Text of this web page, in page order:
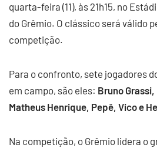
quarta-feira (11), às 21h15, no
do Grêmio. O clássico será válido
competição.
Para o confronto, sete jogadores
em campo, são eles: Bruno
Matheus Henrique, Pepê, Vico e
Na competição, o Grêmio lidera o